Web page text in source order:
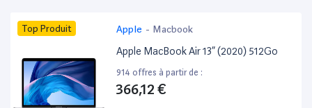
Top Produit Apple - Macbook
Apple MacBook Air 13” (2020) 512Go
914 offres à partir de :
366,12 €